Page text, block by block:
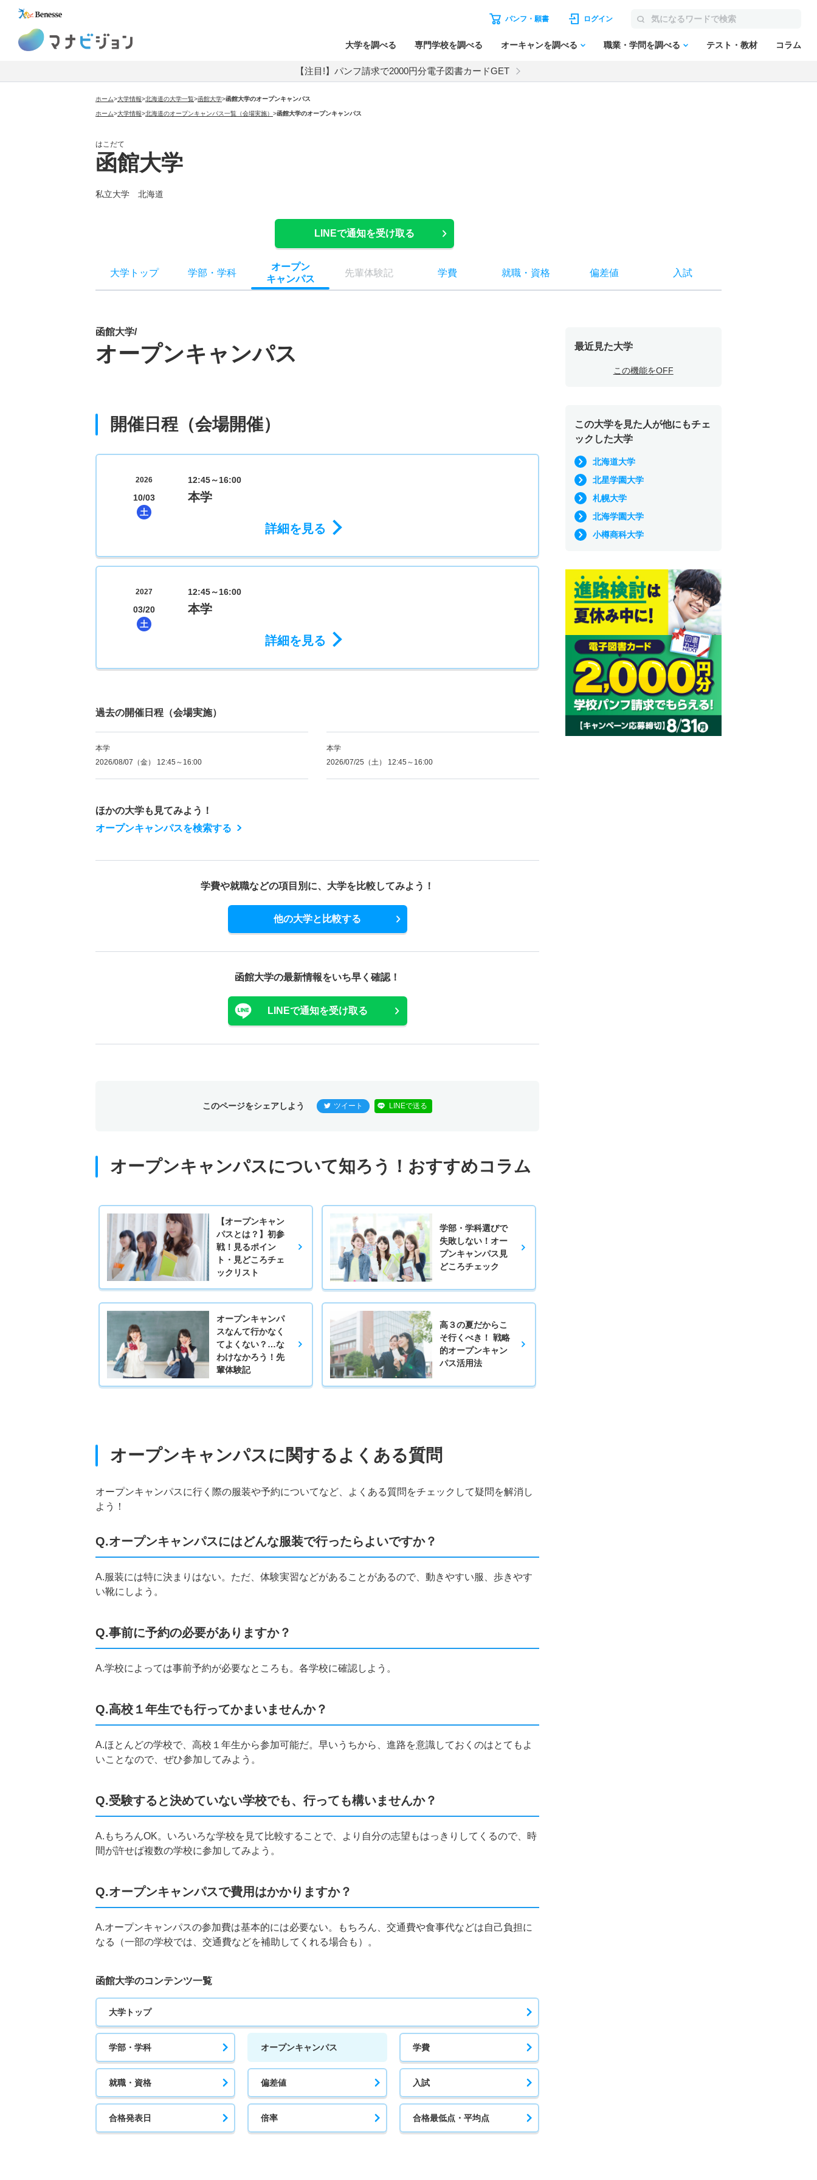
パンフ・願書 ログイン
大学を調べる 専門学校を調べる オーキャンを調べる 職業・学問を調べる テスト・教材 コラム
【注目!】パンフ請求で2000円分電子図書カードGET
ホーム>大学情報>北海道の大学一覧>函館大学>函館大学のオープンキャンパス
ホーム>大学情報>北海道のオープンキャンパス一覧（会場実施） >函館大学のオープンキャンパス
はこだて
函館大学
私立大学 北海道
LINEで通知を受け取る
大学トップ 学部 ・ 学科
オープン
キャンパス
先輩体験記 学費 就職・ 資格 偏差値 入試
函館大学/
オープンキャンパス
開催日程（会場開催）
2026
10/03
土
12:45～16:00
本学
詳細を見る
2027
03/20
土
12:45～16:00
本学
詳細を見る
過去の開催日程（会場実施）
本学
2026/08/07（金） 12:45～16:00
本学
2026/07/25（土） 12:45～16:00
ほかの大学も見てみよう！
オープンキャンパスを検索する
学費や就職などの項目別に、 大学を比較してみよう！
他の大学と比較する
函館大学の最新情報をいち早く確認！
LINEで通知を受け取る
このページをシェアしよう ツイート LINEで送る
オープンキャンパスについて知ろう！おすすめコラム
【オープンキャン
パスとは？】初参
戦！見るポイン
ト・見どころチェ
ックリスト
学部・学科選びで
失敗しない！オー
プンキャンパス見
どころチェック
オープンキャンパ
スなんて行かなく
てよくない？…な
わけなかろう！先
輩体験記
高３の夏だからこ
そ行くべき！ 戦略
的オープンキャン
パス活用法
オープンキャンパスに関するよくある質問
オープンキャンパスに行く際の服装や予約についてなど、よくある質問をチェックして疑問を解消し
よう！
Q.オープンキャンパスにはどんな服装で行ったらよいですか？
A.服装には特に決まりはない。ただ、体験実習などがあることがあるので、動きやすい服、歩きやす
い靴にしよう。
Q.事前に予約の必要がありますか？
A.学校によっては事前予約が必要なところも。各学校に確認しよう。
Q.高校１年生でも行ってかまいませんか？
A.ほとんどの学校で、高校１年生から参加可能だ。早いうちから、進路を意識しておくのはとてもよ
いことなので、ぜひ参加してみよう。
Q.受験すると決めていない学校でも、行っても構いませんか？
A.もちろんOK。いろいろな学校を見て比較することで、より自分の志望もはっきりしてくるので、時
間が許せば複数の学校に参加してみよう。
Q.オープンキャンパスで費用はかかりますか？
A.オープンキャンパスの参加費は基本的には必要ない。もちろん、交通費や食事代などは自己負担に
なる（一部の学校では、交通費などを補助してくれる場合も）。
函館大学のコンテンツ一覧
大学トップ
学部・学科 オープンキャンパス 学費
就職・資格 偏差値 入試
合格発表日 倍率 合格最低点・平均点
最近見た大学
この機能をOFF
この大学を見た人が他にもチェ
ックした大学
北海道大学
北星学園大学
札幌大学
北海学園大学
小樽商科大学